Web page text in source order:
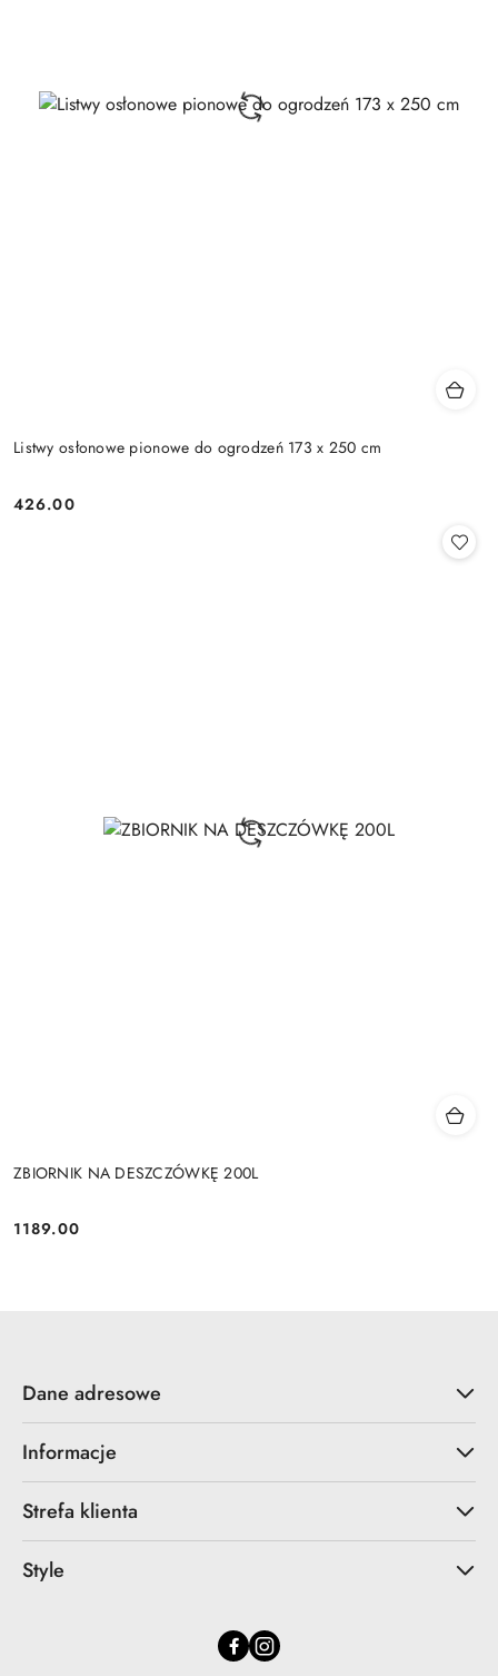
Listwy osłonowe pionowe do ogrodzeń 173 x 250 cm
Cena:
426.00
ZBIORNIK NA DESZCZÓWKĘ 200L
Cena:
1189.00
Dane adresowe
Informacje
Strefa klienta
Style